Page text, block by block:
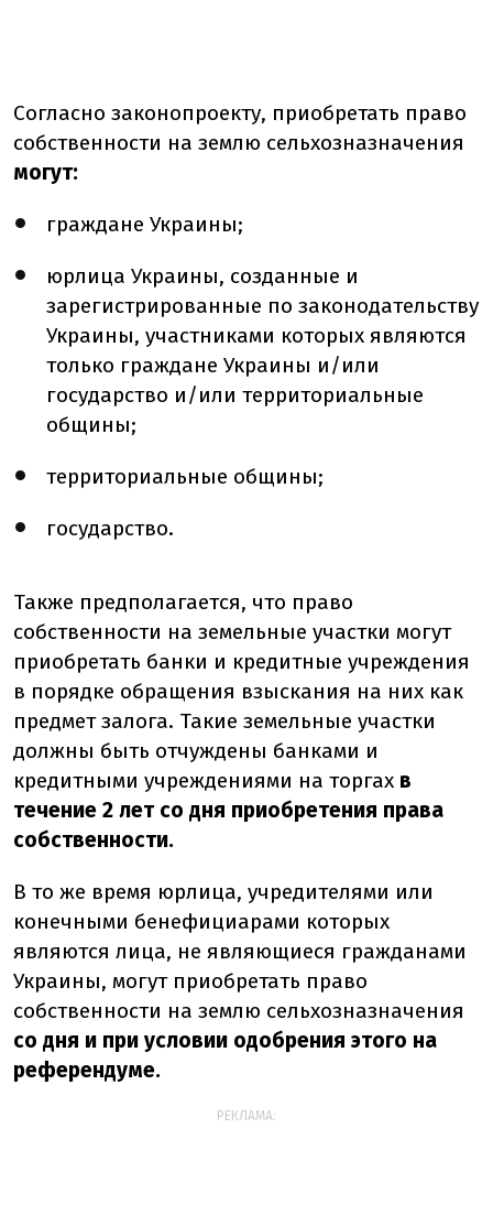
Согласно законопроекту, приобретать право
собственности на землю сельхозназначения
могут:
граждане Украины;
юрлица Украины, созданные и
зарегистрированные по законодательству
Украины, участниками которых являются
только граждане Украины и/или
государство и/или территориальные
общины;
территориальные общины;
государство.
Также предполагается, что право
собственности на земельные участки могут
приобретать банки и кредитные учреждения
в порядке обращения взыскания на них как
предмет залога. Такие земельные участки
должны быть отчуждены банками и
кредитными учреждениями на торгах в
течение 2 лет со дня приобретения права
собственности.
В то же время юрлица, учредителями или
конечными бенефициарами которых
являются лица, не являющиеся гражданами
Украины, могут приобретать право
собственности на землю сельхозназначения
со дня и при условии одобрения этого на
референдуме.
РЕКЛАМА: